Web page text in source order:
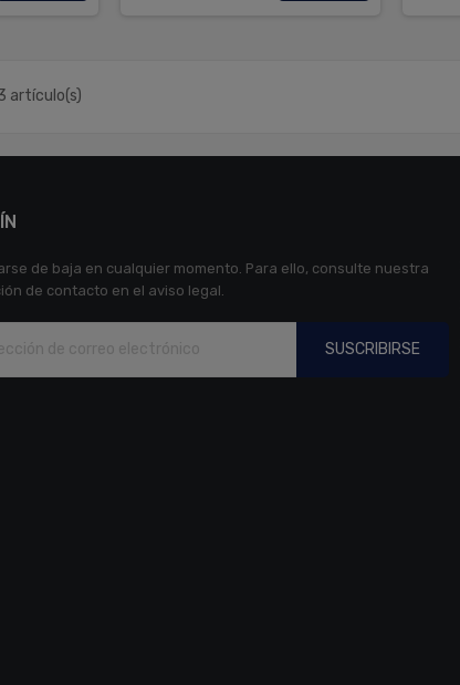
artículo(s)
de baja en cualquier momento. Para ello, consulte nuestra
de contacto en el aviso legal.
SUSCRIBIRSE